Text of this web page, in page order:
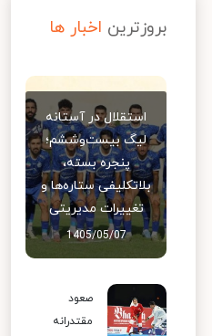
بروزترین اخبار ها
استقلال در آستانه
لیگ بیست‌وششم؛
پنجره بسته،
بلاتکلیفی ستاره‌ها و
تغییرات مدیریتی
1405/05/07
صعود
مقتدرانه